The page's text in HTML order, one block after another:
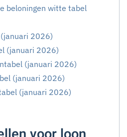
beloningen witte tabel
2026)
(januari 2026)
(januari 2026)
(januari 2026)
(januari 2026)